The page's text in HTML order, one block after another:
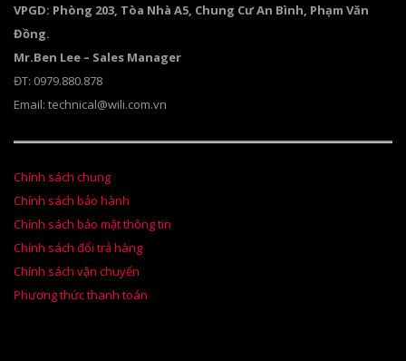
VPGD: Phòng 203, Tòa Nhà A5, Chung Cư An Bình, Phạm Văn
Đồng.
Mr.Ben Lee – Sales Manager
ĐT: 0979.880.878
Email: technical@wili.com.vn
Chính sách chung
Chính sách bảo hành
Chính sách bảo mật thông tin
Chính sách đổi trả hàng
Chính sách vận chuyển
Phương thức thanh toán